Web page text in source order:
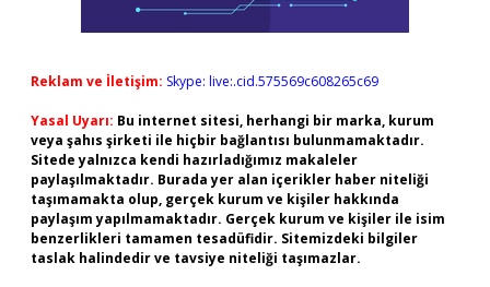
Reklam ve İletişim: Skype: live:.cid.575569c608265c69
Yasal Uyarı: Bu internet sitesi, herhangi bir marka, kurum
veya şahıs şirketi ile hiçbir bağlantısı bulunmamaktadır.
Sitede yalnızca kendi hazırladığımız makaleler
paylaşılmaktadır. Burada yer alan içerikler haber niteliği
taşımamakta olup, gerçek kurum ve kişiler hakkında
paylaşım yapılmamaktadır. Gerçek kurum ve kişiler ile isim
benzerlikleri tamamen tesadüfidir. Sitemizdeki bilgiler
taslak halindedir ve tavsiye niteliği taşımazlar.